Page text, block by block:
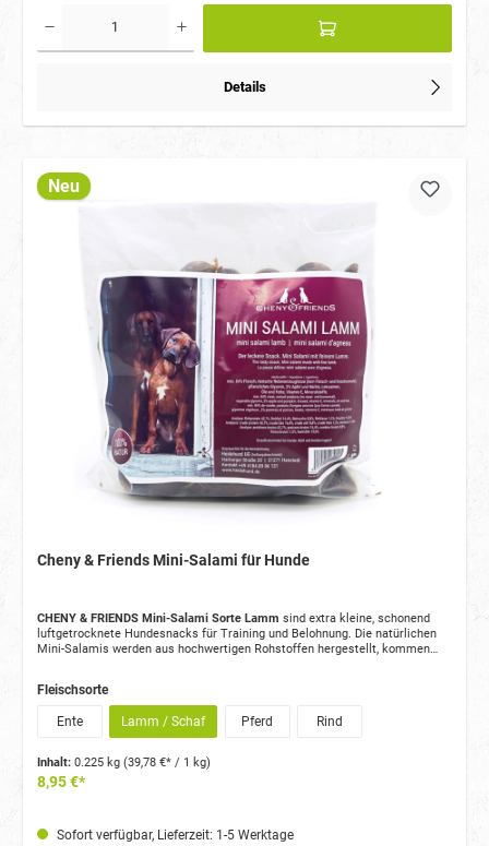
Details
Neu
Cheny & Friends Mini-Salami für Hunde
CHENY & FRIENDS Mini-Salami Sorte Lamm sind extra kleine, schonend
luftgetrocknete Hundesnacks für Training und Belohnung. Die natürlichen
Mini-Salamis werden aus hochwertigen Rohstoffen hergestellt, kommen
Fleischsorte
Ente Lamm / Schaf Pferd Rind
Inhalt: 0.225 kg (39,78 €* / 1 kg)
8,95 €*
Sofort verfügbar, Lieferzeit: 1-5 Werktage